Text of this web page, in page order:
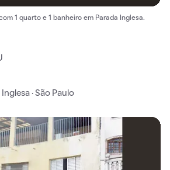
1 quarto e 1 banheiro em Parada Inglesa.
· São Paulo